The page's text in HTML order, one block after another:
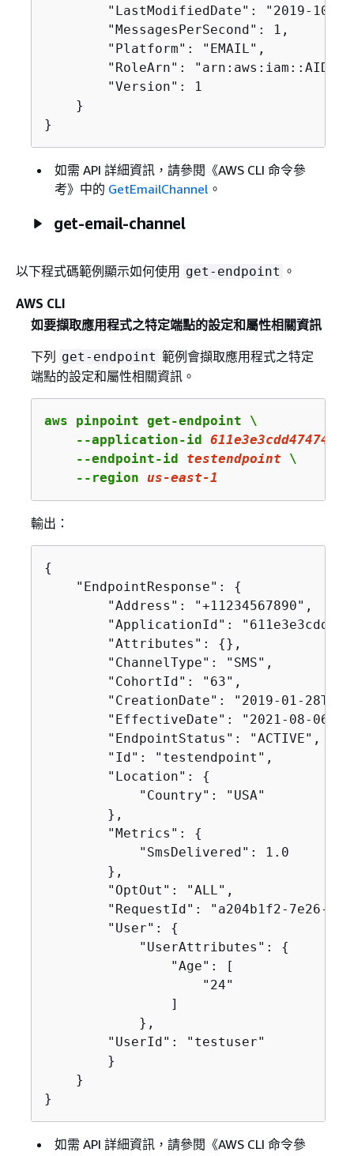
"LastModifiedDate": "2019-10-
        "MessagesPerSecond": 1,
        "Platform": "EMAIL",
"RoleArn":
        "Version": 1
    }
}
如需 API 詳細資訊，請參閱《AWS CLI 命令參
考》 中的 GetEmailChannel 。
get-email-channel
以下程式碼範例顯示如何使用 get-endpoint 。
AWS CLI
如要擷取應用程式之特定端點的設定和屬性相關資訊
下列 get-endpoint 範例會擷取應用程式之特定
端點的設定和屬性相關資訊。
aws pinpoint get-endpoint \
    --application-id
    --endpoint-id
testendpoint \
    --region
us-east-1
輸出：
{
    "EndpointResponse":
{
        "Address": "+11234567890",
"ApplicationId":
        "Attributes":
{},
        "ChannelType": "SMS",
        "CohortId": "63",
"CreationDate": "2019-01-
"EffectiveDate": "2021-08-
        "EndpointStatus": "ACTIVE",
        "Id": "testendpoint",
        "Location":
{
            "Country": "USA"
        },
        "Metrics":
{
            "SmsDelivered": 1.0
        },
        "OptOut": "ALL",
"RequestId": "a204b1f2-7e26-
        "User":
{
            "UserAttributes":
{
                "Age": [
                    "24"
                ]
            },
        "UserId": "testuser"
        }
    }
}
如需 API 詳細資訊，請參閱《AWS CLI 命令參